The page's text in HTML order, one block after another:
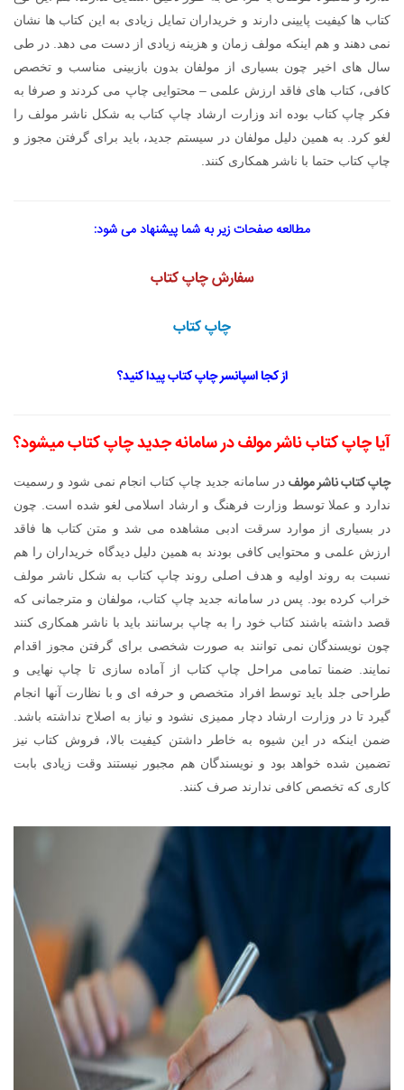
کتاب ها کیفیت پایینی دارند و خریداران تمایل زیادی به این کتاب ها نشان
نمی دهند و هم اینکه مولف زمان و هزینه زیادی از دست می دهد. در طی
سال های اخیر چون بسیاری از مولفان بدون بازبینی مناسب و تخصص
کافی، کتاب های فاقد ارزش علمی – محتوایی چاپ می کردند و صرفا به
فکر چاپ کتاب بوده اند وزارت ارشاد چاپ کتاب به شکل ناشر مولف را
لغو کرد. به همین دلیل مولفان در سیستم جدید، باید برای گرفتن مجوز و
چاپ کتاب حتما با ناشر همکاری کنند.
مطالعه صفحات زیر به شما پیشنهاد می شود:
سفارش چاپ کتاب
چاپ کتاب
از کجا اسپانسر چاپ کتاب پیدا کنید؟
آیا چاپ کتاب ناشر مولف در سامانه جدید چاپ کتاب میشود؟
چاپ کتاب ناشر مولف در سامانه جدید چاپ کتاب انجام نمی شود و رسمیت
ندارد و عملا توسط وزارت فرهنگ و ارشاد اسلامی لغو شده است. چون
در بسیاری از موارد سرقت ادبی مشاهده می شد و متن کتاب ها فاقد
ارزش علمی و محتوایی کافی بودند به همین دلیل دیدگاه خریداران را هم
نسبت به روند اولیه و هدف اصلی روند چاپ کتاب به شکل ناشر مولف
خراب کرده بود. پس در سامانه جدید چاپ کتاب، مولفان و مترجمانی که
قصد داشته باشند کتاب خود را به چاپ برسانند باید با ناشر همکاری کنند
چون نویسندگان نمی توانند به صورت شخصی برای گرفتن مجوز اقدام
نمایند. ضمنا تمامی مراحل چاپ کتاب از آماده سازی تا چاپ نهایی و
طراحی جلد باید توسط افراد متخصص و حرفه ای و با نظارت آنها انجام
گیرد تا در وزارت ارشاد دچار ممیزی نشود و نیاز به اصلاح نداشته باشد.
ضمن اینکه در این شیوه به خاطر داشتن کیفیت بالا، فروش کتاب نیز
تضمین شده خواهد بود و نویسندگان هم مجبور نیستند وقت زیادی بابت
کاری که تخصص کافی ندارند صرف کنند.